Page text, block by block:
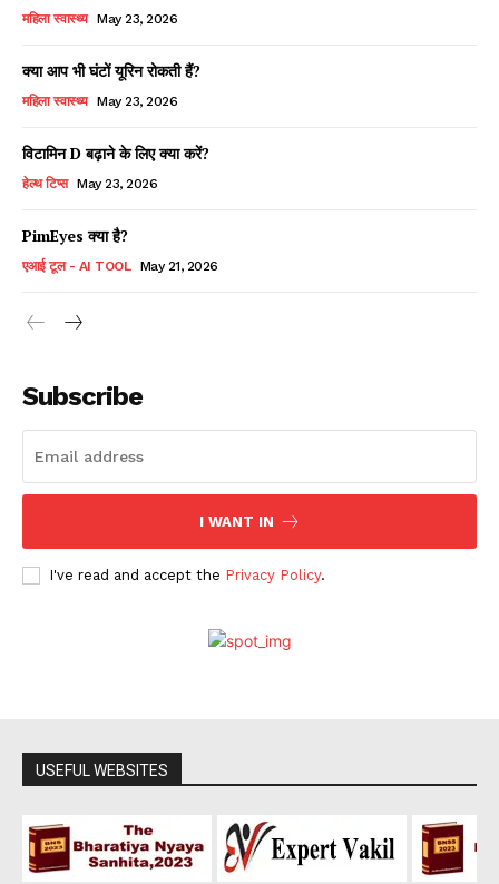
महिला स्वास्थ्य May 23, 2026
क्या आप भी घंटों यूरिन रोकती हैं?
महिला स्वास्थ्य May 23, 2026
विटामिन D बढ़ाने के लिए क्या करें?
हेल्थ टिप्स May 23, 2026
PimEyes क्या है?
एआई टूल - AI TOOL May 21, 2026
Subscribe
I WANT IN
I've read and accept the Privacy Policy.
USEFUL WEBSITES